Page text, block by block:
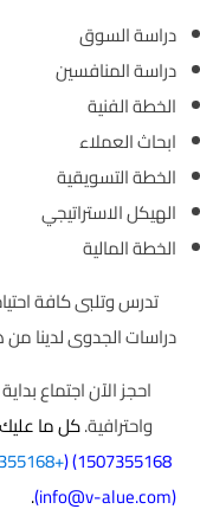
دراسة السوق
دراسة المنافسين
الخطة الفنية
ابحاث العملاء
الخطة التسويقية
الهيكل الاستراتيجي
الخطة المالية
تدرس وتلبى كافة
دراسات الجدوى لدينا من
احجز الآن اجتماع
واحترافية.كل ما
1507355168
) (
+201507355168
(
info@v-alue.com
)
.